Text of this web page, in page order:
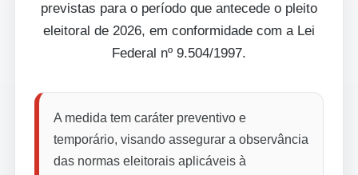
previstas para o período que antecede o pleito
eleitoral de 2026, em conformidade com a Lei
Federal nº 9.504/1997.
A medida tem caráter preventivo e
temporário, visando assegurar a observância
das normas eleitorais aplicáveis à